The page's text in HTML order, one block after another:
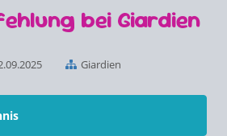
bei Giardien
Giardien